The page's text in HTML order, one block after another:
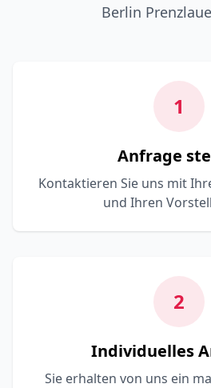
Berlin
1
Anfrage
Kontaktieren Sie uns mit
und Ihren
2
Individuelles
Sie erhalten von uns ein